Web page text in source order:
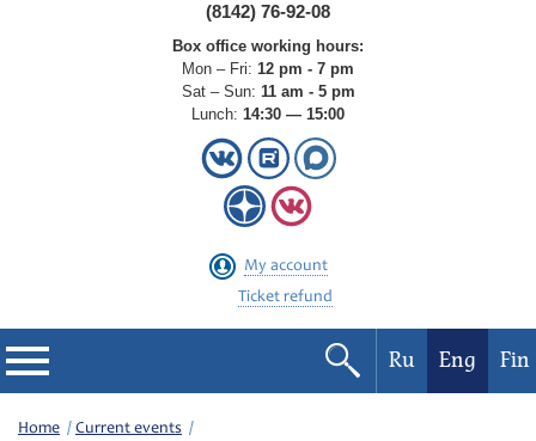
(8142) 76-92-08
Box office working hours:
Mon – Fri: 12 pm - 7 pm
Sat – Sun: 11 am - 5 pm
Lunch: 14:30 — 15:00
My account
Ticket refund
Philharmonic
Ru Eng Fin
Home Current events